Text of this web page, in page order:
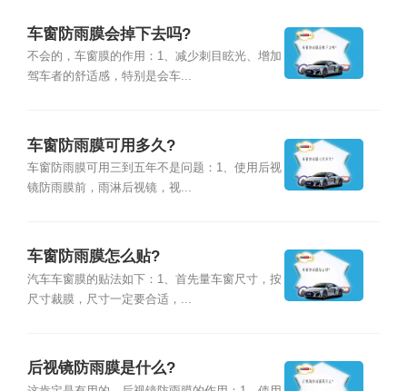
车窗防雨膜会掉下去吗?
不会的，车窗膜的作用：1、减少刺目眩光、增加
驾车者的舒适感，特别是会车...
车窗防雨膜可用多久?
车窗防雨膜可用三到五年不是问题：1、使用后视
镜防雨膜前，雨淋后视镜，视...
车窗防雨膜怎么贴?
汽车车窗膜的贴法如下：1、首先量车窗尺寸，按
尺寸裁膜，尺寸一定要合适，...
后视镜防雨膜是什么?